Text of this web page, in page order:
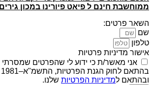
ממוחשבת חינם ל פיאט פיורינו במכון גירים
השאר פרטים:
שם
טלפון
אישור מדיניות פרטיות
אני מאשר/ת כי ידוע לי שהפרטים שמסרתי
ובהתאם למדיניות הפרטיות שלנו.